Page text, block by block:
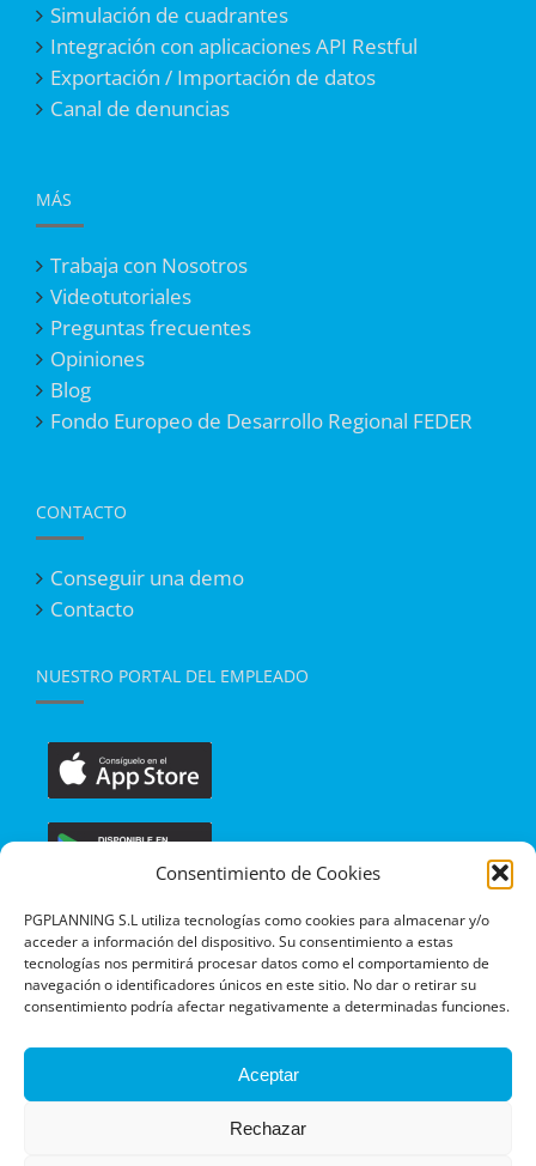
Consentimiento de Cookies
PGPLANNING S.L utiliza tecnologías como cookies para almacenar y/o
acceder a información del dispositivo. Su consentimiento a estas
tecnologías nos permitirá procesar datos como el comportamiento de
navegación o identificadores únicos en este sitio. No dar o retirar su
consentimiento podría afectar negativamente a determinadas funciones.
Aceptar
Rechazar
Simulación de cuadrantes
Integración con aplicaciones API Restful
Exportación / Importación de datos
Canal de denuncias
MÁS
Trabaja con Nosotros
Videotutoriales
Preguntas frecuentes
Opiniones
Blog
Fondo Europeo de Desarrollo Regional FEDER
CONTACTO
Conseguir una demo
Contacto
NUESTRO PORTAL DEL EMPLEADO